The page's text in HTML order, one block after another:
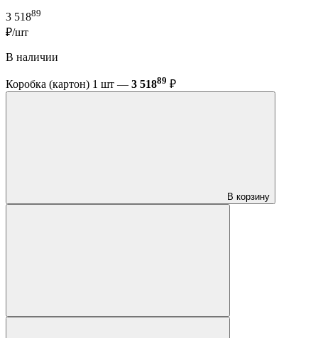
3 51889
₽/шт
В наличии
Коробка (картон) 1 шт — 3 51889 ₽
В корзину